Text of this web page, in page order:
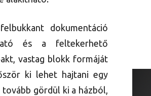
dokumentáció
és a feltekerhető
vastag blokk formáját
ki lehet hajtani egy
gördül ki a házból,